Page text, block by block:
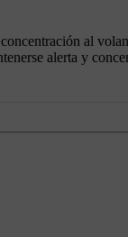
al
alerta y